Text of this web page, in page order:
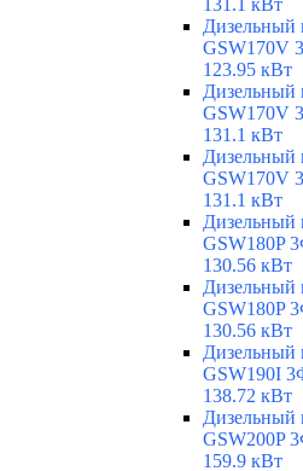
131.1 кВт
Дизельный
GSW170V
123.95 кВт
Дизельный
GSW170V
131.1 кВт
Дизельный
GSW170V
131.1 кВт
Дизельный
GSW180P
130.56 кВт
Дизельный
GSW180P
130.56 кВт
Дизельный
GSW190I
138.72 кВт
Дизельный
GSW200P
159.9 кВт